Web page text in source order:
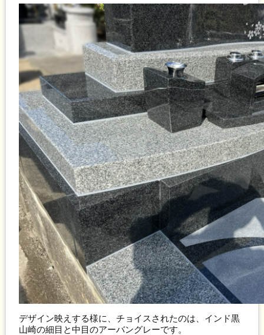
デザイン映えする様に、チョイスされたのは、インド黒
山崎の細目と中目のアーバングレーです。